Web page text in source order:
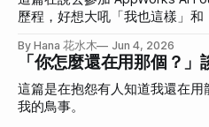
歷程，好想大吼「我也這樣」和
By Hana 花水木 Jun 4, 2026
「你怎麼還在用那個？」
這篇是在抱怨有人知道我還在
我的鳥事。